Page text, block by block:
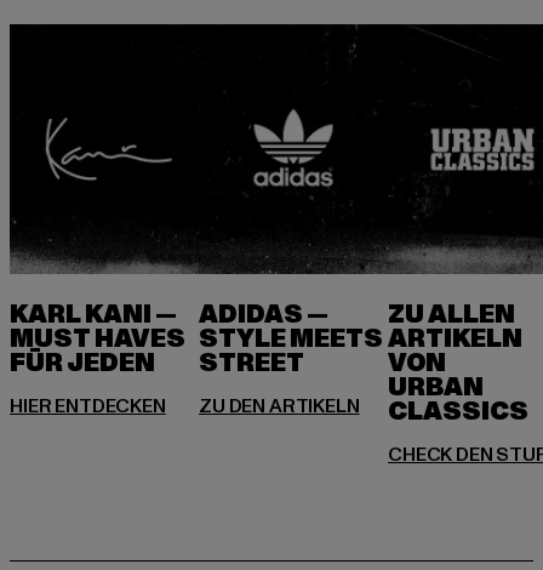
KARL KANI —
MUST HAVES
FÜR JEDEN
ADIDAS —
STYLE MEETS
ZU ALLEN
ARTIKELN
VON
URBAN